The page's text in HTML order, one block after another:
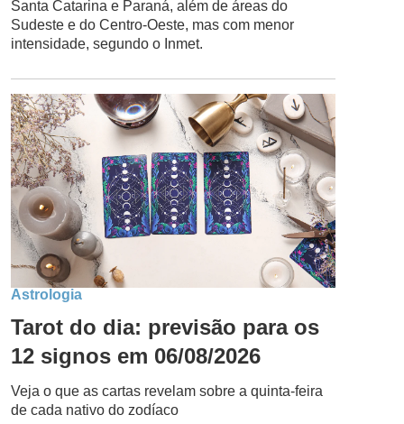
Santa Catarina e Paraná, além de áreas do
Sudeste e do Centro-Oeste, mas com menor
intensidade, segundo o Inmet.
Astrologia
Tarot do dia: previsão para os
12 signos em 06/08/2026
Veja o que as cartas revelam sobre a quinta-feira
de cada nativo do zodíaco